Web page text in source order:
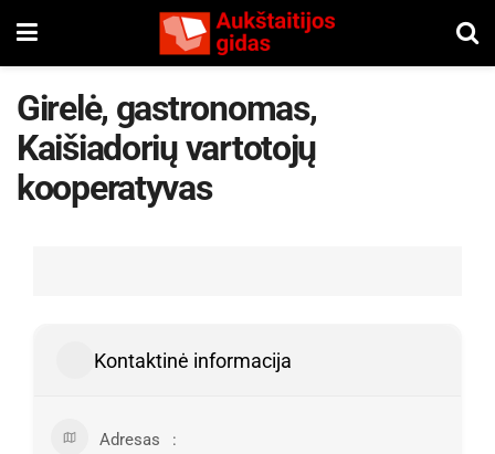
Girelė, gastronomas,
Kaišiadorių vartotojų
kooperatyvas
Kontaktinė informacija
Adresas